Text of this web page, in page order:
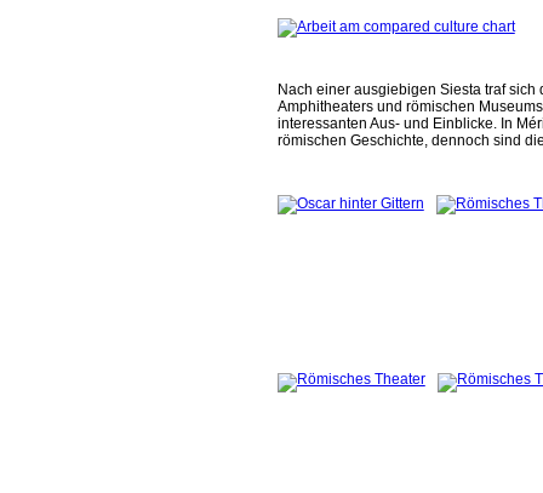
Nach einer ausgiebigen Siesta traf sich
Amphitheaters und römischen
interessanten Aus- und Einblicke. In
römischen Geschichte, dennoch sind